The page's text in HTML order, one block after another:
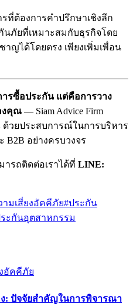
ที่ต้องการคำปรึกษาเชิงลึก
นภัยที่เหมาะสมกับธุรกิจโดย
ญได้โดยตรง เพียงเพิ่มเพื่อน
รซื้อประกัน แต่คือการวาง
งคุณ — Siam Advice Firm
วยประสบการณ์ในการบริหาร
B2B อย่างครบวงจร
ารถติดต่อเราได้ที่ LINE:
ามเสี่ยงอัคคีภัย#ประกัน
ะกันอุตสาหกรรม
อัคคีภัย
ง: ปัจจัยสำคัญในการพิจารณา